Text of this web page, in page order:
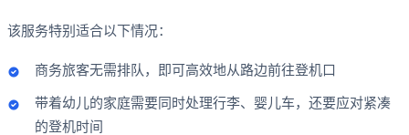
该服务特别适合以下情况：
商务旅客无需排队，即可高效地从路边前往登机口
带着幼儿的家庭需要同时处理行李、婴儿车，还要应对紧凑
的登机时间